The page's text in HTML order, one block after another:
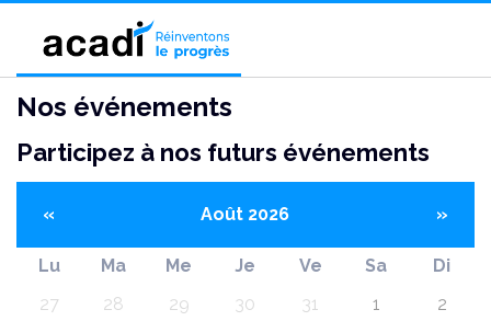
Nos événements
Participez à nos futurs événements
« Août 2026 »
Lu Ma Me Je Ve Sa
Di
27
28 29 30 31 1
2